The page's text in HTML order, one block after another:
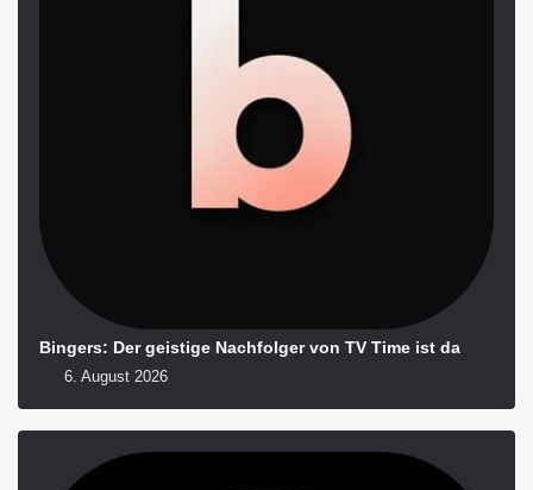
Bingers: Der geistige Nachfolger von TV Time ist da
6. August 2026